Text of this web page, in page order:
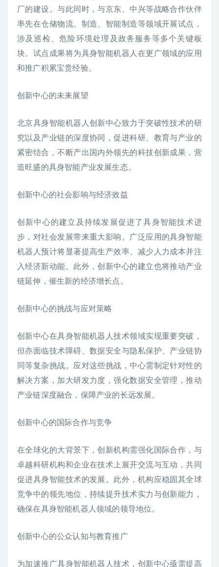
厂的建设。与此同时，与京东、中兴等战略合作伙伴
率先在仓储物流、制造、智能制造等领域开展试点，
涉及巡检、危险环境处理及政务服务等多个关键板
块。试点成果将为具身智能机器人在更广领域的应用
和推广积累宝贵经验。
创新中心的未来展望
北京具身智能机器人创新中心致力于突破性技术的研
究以及产业链的深度协同，促进科研、教育与产业的
紧密结合，不断产出国内外领先的科技创新成果，营
造旺盛的具身智能产业发展生态。
创新中心的社会影响与经济效益
创新中心的建立及持续发展促进了具身智能技术进
步，对社会发展带来重大影响。广泛应用的具身智能
机器人预计将显著提高生产效率、减少人力成本并注
入经济新动能。此外，创新中心的建立也将推动产业
链延伸，催生新的经济增长点。
创新中心的挑战与应对策略
创新中心在具身智能机器人技术领域实现重要突破，
但亦面临技术障碍、数据安全与隐私保护、产业链协
同等复杂挑战。应对这些挑战，中心需制定针对性的
解决方案，加大研发力度，强化数据安全管理，推动
产业链深度融合，保障产业的长远发展。
创新中心的国际合作与竞争
在全球化的大背景下，创新机构需强化国际合作，与
卓越科研机构和企业在技术上展开交流与互动，共同
促进具身智能技术的发展。此外，机构应稳固其全球
竞争中的领先地位，持续提升技术实力与创新能力，
确保在具身智能机器人领域的领导地位。
创新中心的公众认知与教育推广
为加速推广具身智能机器人技术，创新中心亟需提高